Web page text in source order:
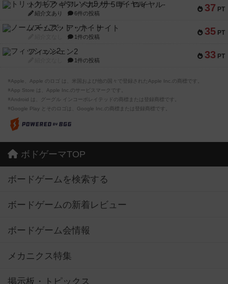
37 PT
トリックギア - ペルソナ5 ザ・ロイヤル-
紹介文あり 6件の投稿
35 PT
ノームズ・アット・ナイト
1件の投稿
33 PT
フィッシェン2
1件の投稿
※Apple、Apple のロゴ は、米国および他の国々で登録されたApple Inc.の商標です。
※App Store は、Apple Inc.のサービスマークです。
※Android は、グーグル インコーポレイテッドの商標または登録商標です。
※Google Play とそのロゴは、Google Inc.の商標または登録商標です。
ボドゲーマTOP
ボードゲームを検索する
ボードゲームの新着レビュー
ボードゲーム会情報
メカニクス特集
掲示板・トピックス